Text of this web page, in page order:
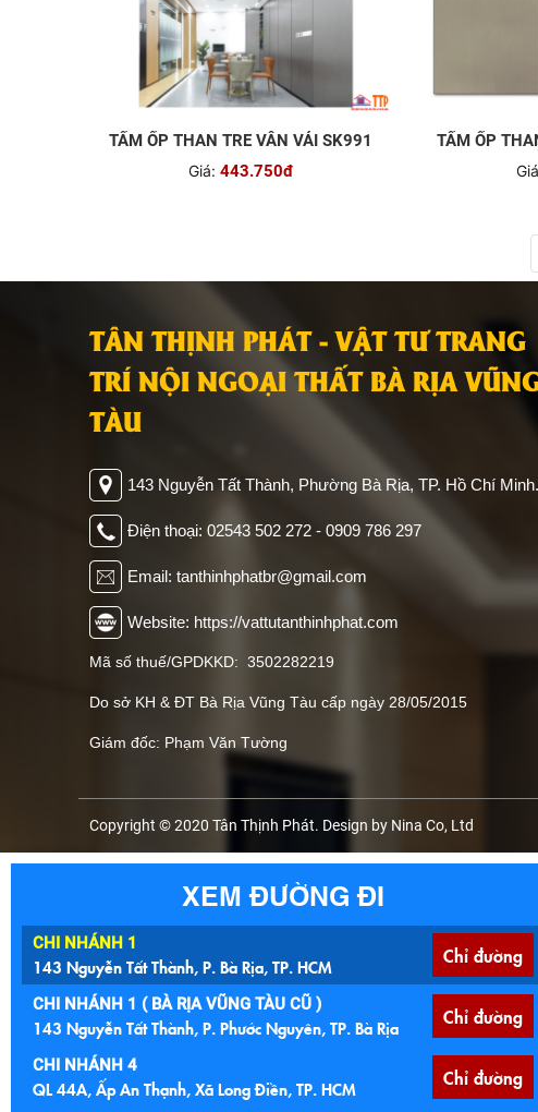
TẤM ỐP THAN TRE VÂN VẢI SK991
Giá: 443.750đ
TẤM ỐP
TÂN THỊNH PHÁT - VẬT TƯ TRANG
TRÍ NỘI NGOẠI THẤT BÀ RỊA
TÀU
143 Nguyễn Tất Thành, Phường Bà Rịa, TP. Hồ Chí Minh.
Điện thoại: 02543 502 272 - 0909 786 297
Email: tanthinhphatbr@gmail.com
Website: https://vattutanthinhphat.com
Mã số thuế/GPDKKD: 3502282219
Do sở KH & ĐT Bà Rịa Vũng Tàu cấp ngày 28/05/2015
Giám đốc: Phạm Văn Tường
Copyright © 2020 Tân Thịnh Phát. Design by Nina Co, Ltd
XEM ĐƯỜNG ĐI
CHI NHÁNH 1
143 Nguyễn Tất Thành, P. Bà Rịa, TP. HCM Chỉ đường
CHI NHÁNH 1 ( BÀ RỊA VŨNG TÀU CŨ )
143 Nguyễn Tất Thành, P. Phước Nguyên, TP. Bà Rịa Chỉ đường
CHI NHÁNH 4
QL 44A, Ấp An Thạnh, Xã Long Điền, TP. HCM Chỉ đường